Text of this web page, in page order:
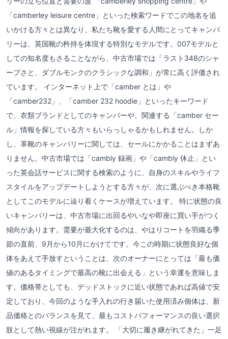
「camberley leisure centre」といった検索ワードでこの地名を追
いかける方々とは異なり、私たち靴を愛する人間にとってキャンバ
リーは、英国靴の矜持を体現する特別なモデルです。007モデルと
しての知名度もさることながら、中古市場では「ラスト348のシャ
ープさと、ダブルモンクのクラシックな調和」が常に高く評価され
ています。 インターネット上で「camber とは」や
「camber232」、「camber 232 hoodie」といったキーワード
で、衣類ブランドとしてのキャンバーや、関連する「camber セー
ル」情報を探している方々もいらっしゃるかもしれません。しか
し、革靴のキャンバリーに関しては、セールにかかることはまずあ
りません。中古市場では「cambly 録画」や「cambly 休止」とい
った英会話サービスに関する検索のように、自身のスキルやライフ
スタイルをアップデートしようとする方々が、次に選ぶべき本格靴
としてこのモデルに辿り着くケースが増えています。 特に状態の良
いキャンバリーは、中古市場に出回るやいなや即座に買い手がつく
傾向があります。需要が最大化するのは、やはりコートを羽織る季
節の直前、9月から10月にかけてです。今この時期に状態良好な個
体をあえて手放すということは、次のオーナーにとっては「最も価
値のあるタイミングで最高の靴に出会える」という幸運を意味しま
す。価格帯としても、デッドストックに近い状態であれば高値で安
定しており、今回のような手入れの行き届いた使用済み個体は、新
品価格とのバランスを見て、最もコストパフォーマンスの良い選択
肢として熱い視線が注がれます。 「大切に履き継がれてきた」一足